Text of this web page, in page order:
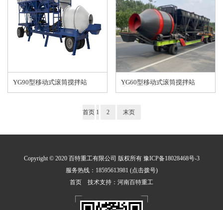
YG90型移动式滚筒搅拌站 YG60型移动式滚筒搅拌站
首页 1 2 末页
Copyright © 2020 百特重工有限公司 版权所有 豫ICP备18028468号-3
服务热线：18595613981 (点击拨号)
首页
技术支持：河南百特重工